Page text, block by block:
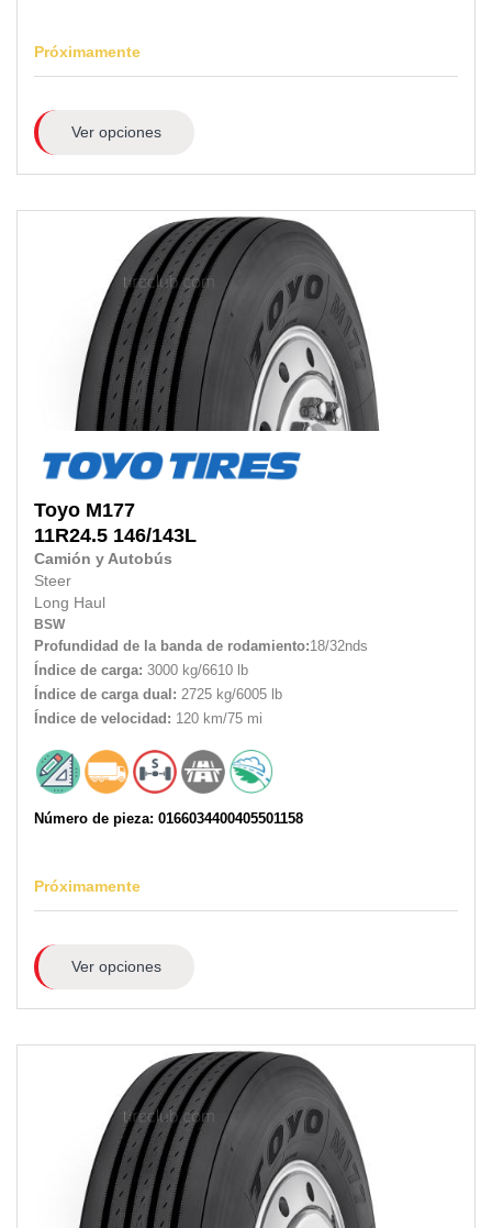
Próximamente
Ver opciones
Toyo M177
11R24.5 146/143L
Camión y Autobús
Steer
Long Haul
BSW
Profundidad de la banda de rodamiento:18/32nds
Índice de carga: 3000 kg/6610 lb
Índice de carga dual: 2725 kg/6005 lb
Índice de velocidad: 120 km/75 mi
Número de pieza: 0166034400405501158
Próximamente
Ver opciones